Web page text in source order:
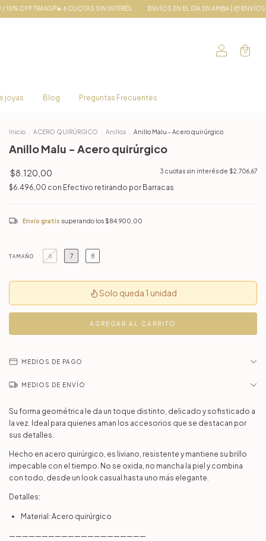
SIN INTERÉS ENVÍOS EN EL DÍA EN AMBA | 📦 ENVÍOS A TODO EL PAÍS
0
joyas Blog Preguntas Frecuentes
Inicio ACERO QUIRÚRGICO Anillos Anillo Malu - Acero quirúrgico
Anillo Malu - Acero quirúrgico
$8.120,00 3 cuotas sin interés de $2.706,67
$6.496,00 con Efectivo retirando por Barracas
Envío gratis superando los $84.900,00
TAMAÑO 6 7 8
Solo queda 1 unidad
MEDIOS DE PAGO
MEDIOS DE ENVÍO
Su forma geométrica le da un toque distinto, delicado y sofisticado a
la vez. Ideal para quienes aman los accesorios que se destacan por
sus detalles.
Hecho en acero quirúrgico, es liviano, resistente y mantiene su brillo
impecable con el tiempo. No se oxida, no mancha la piel y combina
con todo, desde un look casual hasta uno más elegante.
Detalles:
Material: Acero quirúrgico
—————————————————————